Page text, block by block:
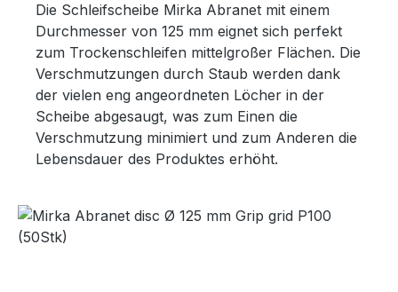
Die Schleifscheibe Mirka Abranet mit einem
Durchmesser von 125 mm eignet sich perfekt
zum Trockenschleifen mittelgroßer Flächen. Die
Verschmutzungen durch Staub werden dank
der vielen eng angeordneten Löcher in der
Scheibe abgesaugt, was zum Einen die
Verschmutzung minimiert und zum Anderen die
Lebensdauer des Produktes erhöht.
Bildergalerie überspringen